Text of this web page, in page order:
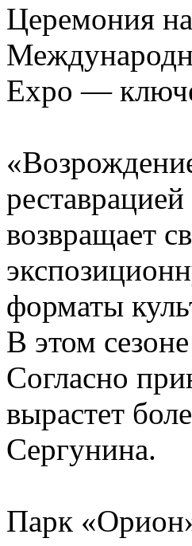
Церемония
Expo —
возвращает
форматы
В этом
Согласно
вырастет
Сергунина.
Парк